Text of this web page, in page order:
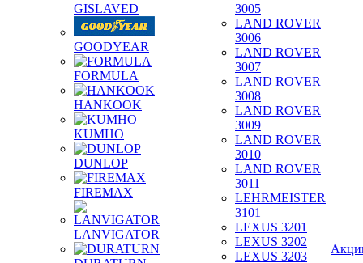
GISLAVED
GOODYEAR
FORMULA
HANKOOK
KUMHO
DUNLOP
FIREMAX
LANVIGATOR
3005
LAND ROVER
3006
LAND ROVER
3007
LAND ROVER
3008
LAND ROVER
3009
LAND ROVER
3010
LAND ROVER
3011
LEHRMEISTER
3101
LEXUS 3201
LEXUS 3202
LEXUS 3203